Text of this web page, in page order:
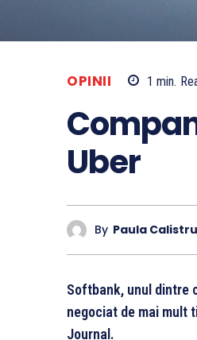
OPINII 1 min.
Uber
By Paula Calistru
Softbank, unul dintre
negociat de mai mult
Journal.